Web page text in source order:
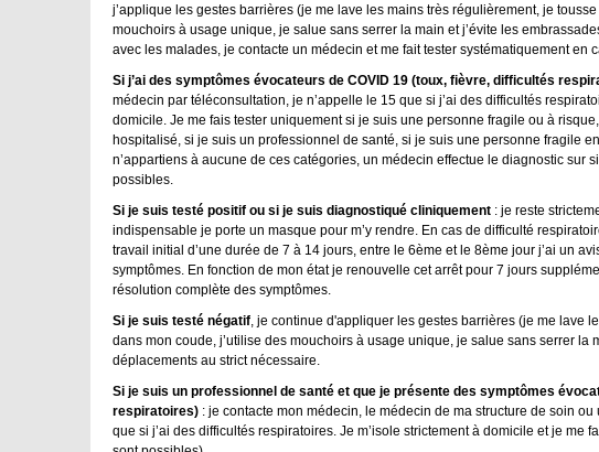
j’applique les gestes barrières (je me lave les mains très régulièrement, je
mouchoirs à usage unique, je salue sans serrer la main et j’évite les
avec les malades, je contacte un médecin et me fait tester systématiquement en
Si j’ai des symptômes évocateurs de COVID 19 (toux, fièvre, difficultés
médecin par téléconsultation, je n’appelle le 15 que si j’ai des difficultés
domicile. Je me fais tester uniquement si je suis une personne fragile ou à
hospitalisé, si je suis un professionnel de santé, si je suis une personne fragile
n’appartiens à aucune de ces catégories, un médecin effectue le diagnostic sur
possibles.
Si je suis testé positif ou si je suis diagnostiqué cliniquement : je reste
indispensable je porte un masque pour m’y rendre. En cas de difficulté
travail initial d’une durée de 7 à 14 jours, entre le 6ème et le 8ème jour j’ai un
symptômes. En fonction de mon état je renouvelle cet arrêt pour 7 jours
résolution complète des symptômes.
Si je suis testé négatif , je continue d'appliquer les gestes barrières (je me lave
dans mon coude, j’utilise des mouchoirs à usage unique, je salue sans serrer la
déplacements au strict nécessaire.
Si je suis un professionnel de santé et que je présente des symptômes
respiratoires) : je contacte mon médecin, le médecin de ma structure de soin
que si j’ai des difficultés respiratoires. Je m’isole strictement à domicile et je me